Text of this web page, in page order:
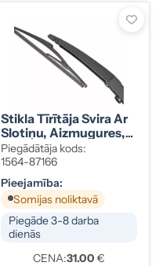
Stikla Tīrītāja Svira Ar
Slotiņu, Aizmugures,
Qashqai II, 28781-
4EA0A
Piegādātāja kods:
1564-87166
Pieejamība:
Somijas noliktavā
Piegāde 3-8 darba
dienās
CENA:31.00 €